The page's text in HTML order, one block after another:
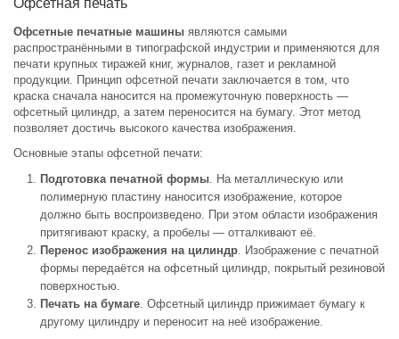
Офсетная печать
Офсетные печатные машины являются самыми
распространёнными в типографской индустрии и применяются для
печати крупных тиражей книг, журналов, газет и рекламной
продукции. Принцип офсетной печати заключается в том, что
краска сначала наносится на промежуточную поверхность —
офсетный цилиндр, а затем переносится на бумагу. Этот метод
позволяет достичь высокого качества изображения.
Основные этапы офсетной печати:
Подготовка печатной формы . На металлическую или
полимерную пластину наносится изображение, которое
должно быть воспроизведено. При этом области изображения
притягивают краску, а пробелы — отталкивают её.
Перенос изображения на цилиндр . Изображение с печатной
формы передаётся на офсетный цилиндр, покрытый резиновой
поверхностью.
Печать на бумаге . Офсетный цилиндр прижимает бумагу к
другому цилиндру и переносит на неё изображение.